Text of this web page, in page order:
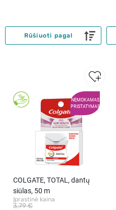
Rūšiuoti pagal
NEMOKAMAS
PRISTATYMAS
COLGATE, TOTAL, dantų
siūlas, 50 m
Įprastinė kaina
3,79 €